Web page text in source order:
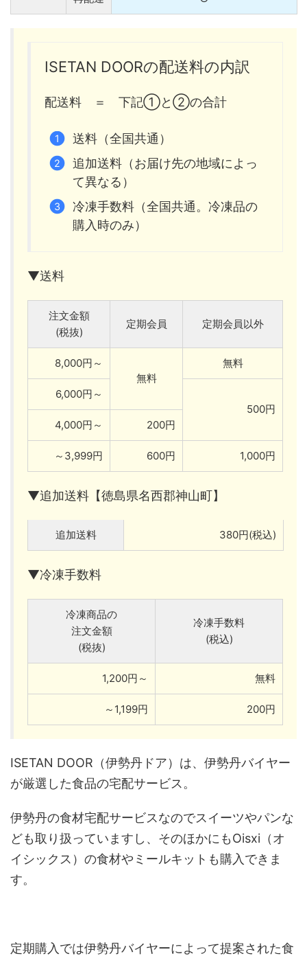
ISETAN DOORの配送料の内訳
配送料 ＝ 下記①と②の合計
送料（全国共通）
追加送料（お届け先の地域によっ
て異なる）
冷凍手数料（全国共通。冷凍品の
購入時のみ）
▼送料
注文金額
(税抜)
定期会員 定期会員以外
8,000円～
無料
無料
6,000円～
500円
4,000円～
200円
～3,999円 600円 1,000円
▼追加送料【徳島県名西郡神山町】
追加送料 380円(税込)
▼冷凍手数料
冷凍商品の
注文金額
(税抜)
冷凍手数料
(税込)
1,200円～ 無料
～1,199円 200円
ISETAN DOOR（伊勢丹ドア）は、伊勢丹バイヤー
が厳選した食品の宅配サービス。
伊勢丹の食材宅配サービスなのでスイーツやパンな
ども取り扱っていますし、そのほかにもOisxi（オ
イシックス）の食材やミールキットも購入できま
す。
定期購入では伊勢丹バイヤーによって提案された食